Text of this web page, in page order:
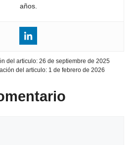
años.
del articulo: 26 de septiembre de 2025
del articulo: 1 de febrero de 2026